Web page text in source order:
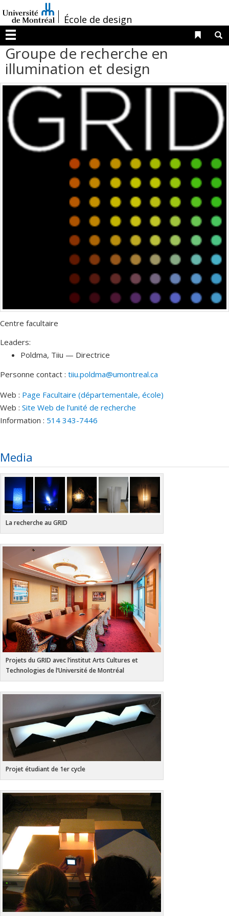
au
contenu
/École de design
Menu
Liens
Groupe de recherche en
illumination et design
Centre facultaire
Leaders:
Poldma, Tiiu — Directrice
Personne contact : tiiu.poldma@umontreal.ca
Web : Page Facultaire (départementale, école)
Web : Site Web de l’unité de recherche
Information : 514 343-7446
Media
La recherche au GRID
Projets du GRID avec l’institut Arts Cultures et
Technologies de l’Université de Montréal
Projet étudiant de 1er cycle